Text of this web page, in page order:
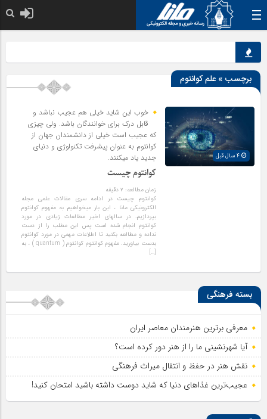
برچسب » علم کوانتوم
خوب این شاید خیلی هم عجیب نباشد و
قابل درک برای خوانندگان باشد. ولی چیزی
که عجیب است خیلی از دانشمندان جهان از
کوانتوم به عنوان پیشرفت تکنولوژی و دنیای
جدید یاد میکنند.
کوانتوم چیست
زمان مطالعه: ۲ دقیقه
کوانتوم چیست در ادامه سری مقالات علمی مجله
الکترونیکی مانا ، این بار میخواهیم به مفهوم کوانتوم
بپردازیم. در سالهای اخیر مطالعات زیادی در مورد
کوانتوم انجام شده است پس این مطلب را از دست
نداده و مطالعه بکنید تا اطلاعات مهمی در مورد کوانتوم
بدست بیاورید. مفهوم کوانتوم کوانتوم ( quantum ) ، به
[…]
بسته فرهنگی
معرفی برترین هنرمندان معاصر ایران
آیا شهرنشینی ما را از هنر دور کرده است؟
نقش هنر در حفظ و انتقال میراث فرهنگی
عجیب‌ترین غذاهای دنیا که شاید دوست داشته باشید امتحان کنید!